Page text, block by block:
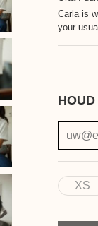
MaatXS
Carla is
your